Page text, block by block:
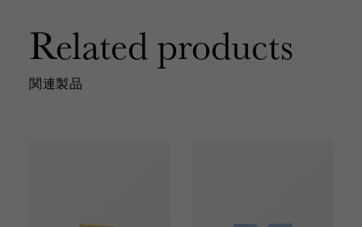
Related products
関連製品